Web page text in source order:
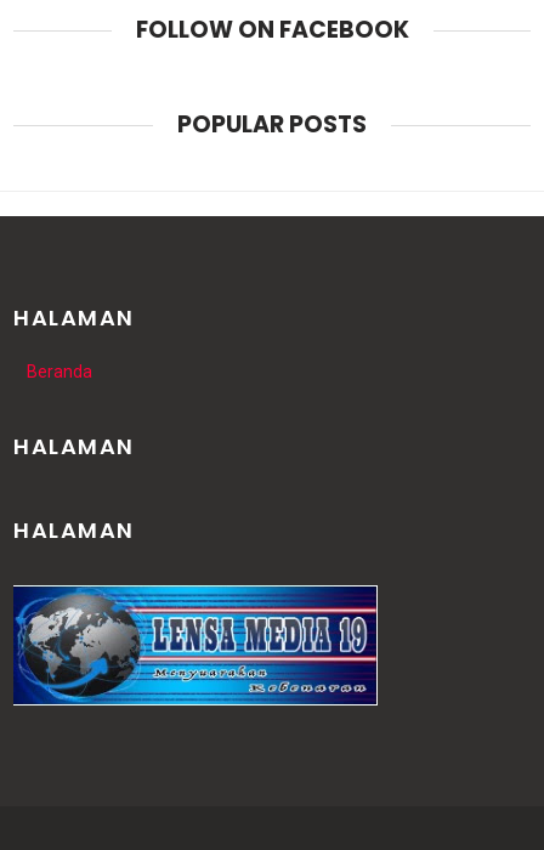
FOLLOW ON FACEBOOK
POPULAR POSTS
HALAMAN
Beranda
HALAMAN
HALAMAN